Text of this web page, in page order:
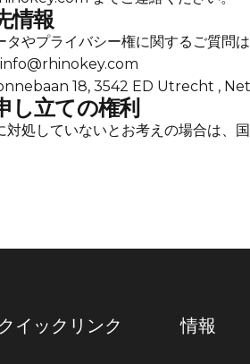
情報
タやプライバシー権に関するご質問
info@rhinokey.com
18, 3542 ED Utrecht ,
し立ての権利
対処していないとお考えの場合は、
クイックリンク 情報